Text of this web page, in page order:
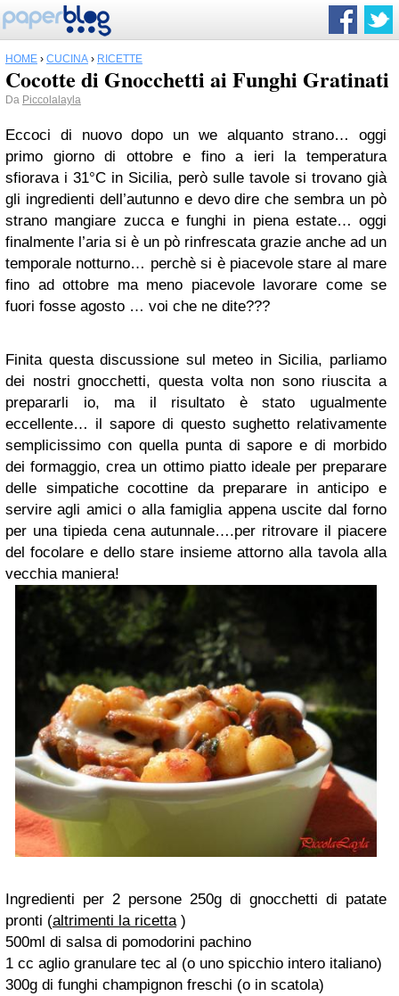
HOME › CUCINA › RICETTE
Cocotte di Gnocchetti ai Funghi Gratinati
Da Piccolalayla
Eccoci di nuovo dopo un we alquanto strano… oggi
primo giorno di ottobre e fino a ieri la temperatura
sfiorava i 31°C in Sicilia, però sulle tavole si trovano già
gli ingredienti dell’autunno e devo dire che sembra un pò
strano mangiare zucca e funghi in piena estate… oggi
finalmente l’aria si è un pò rinfrescata grazie anche ad un
temporale notturno… perchè si è piacevole stare al mare
fino ad ottobre ma meno piacevole lavorare come se
fuori fosse agosto … voi che ne dite???
Finita questa discussione sul meteo in Sicilia, parliamo
dei nostri gnocchetti, questa volta non sono riuscita a
prepararli io, ma il risultato è stato ugualmente
eccellente… il sapore di questo sughetto relativamente
semplicissimo con quella punta di sapore e di morbido
dei formaggio, crea un ottimo piatto ideale per preparare
delle simpatiche cocottine da preparare in anticipo e
servire agli amici o alla famiglia appena uscite dal forno
per una tipieda cena autunnale….per ritrovare il piacere
del focolare e dello stare insieme attorno alla tavola alla
vecchia maniera!
Ingredienti per 2 persone 250g di gnocchetti di patate
pronti (altrimenti la ricetta)
500ml di salsa di pomodorini pachino
1 cc aglio granulare tec al (o uno spicchio intero italiano)
300g di funghi champignon freschi (o in scatola)